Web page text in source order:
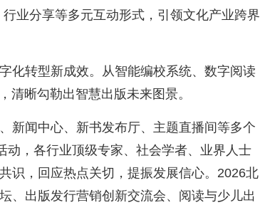
业分享等多元互动形式，引领文化产业跨界
化转型新成效。从智能编校系统、数字阅读
清晰勾勒出智慧出版未来图景。
新闻中心、新书发布厅、主题直播间等多个
动，各行业顶级专家、社会学者、业界人士
识，回应热点关切，提振发展信心。2026北
、出版发行营销创新交流会、阅读与少儿出